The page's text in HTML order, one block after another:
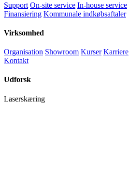
Support On-site service In-house service
Finansiering Kommunale indkøbsaftaler
Virksomhed
Organisation Showroom Kurser Karriere
Kontakt
Udforsk
Laserskæring